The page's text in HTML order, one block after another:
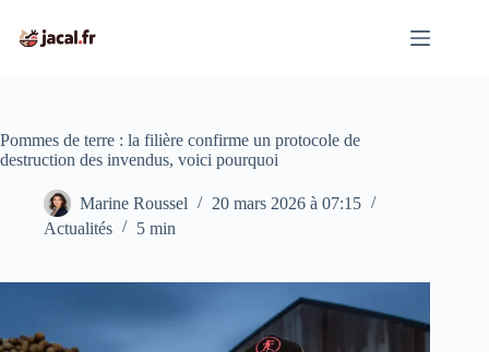
contenu
Pommes de terre : la filière confirme un protocole de
destruction des invendus, voici pourquoi
Marine Roussel
20 mars 2026 à 07:15
Actualités
5 min